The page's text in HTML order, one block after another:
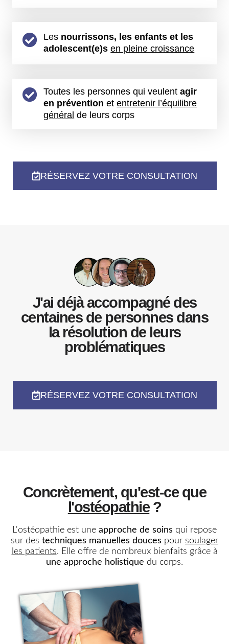
Les nourrissons, les enfants et les
adolescent(e)s en pleine croissance
Toutes les personnes qui veulentagir
en prévention etentretenir l’équilibre
général de leurs corps
RÉSERVEZ VOTRE CONSULTATION
J'ai déjà accompagné des
centaines de personnes dans
la résolution de leurs
problématiques
RÉSERVEZ VOTRE CONSULTATION
Concrètement, qu'est-ce que
l'ostéopathie?
L'ostéopathie est une approche de soins qui repose
sur des techniques manuelles douces pour soulager
les patients. Elle offre de nombreux bienfaits grâce à
une approche holistique du corps.